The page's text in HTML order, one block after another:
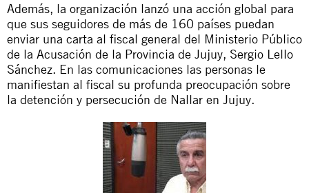
Además, la organización lanzó una acción global para
que sus seguidores de más de 160 países puedan
enviar una carta al fiscal general del Ministerio Público
de la Acusación de la Provincia de Jujuy, Sergio Lello
Sánchez. En las comunicaciones las personas le
manifiestan al fiscal su profunda preocupación sobre
la detención y persecución de Nallar en Jujuy.